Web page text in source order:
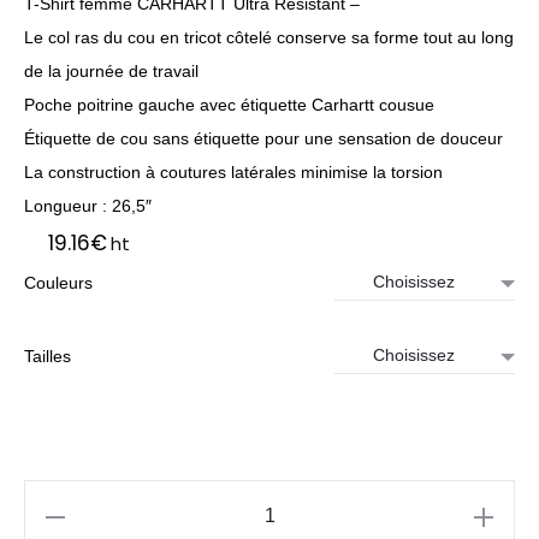
Le col ras du cou en tricot côtelé conserve sa forme tout au long
de la journée de travail
Poche poitrine gauche avec étiquette Carhartt cousue
Étiquette de cou sans étiquette pour une sensation de douceur
La construction à coutures latérales minimise la torsion
Longueur : 26,5″
19.16€ht
Couleurs
Tailles